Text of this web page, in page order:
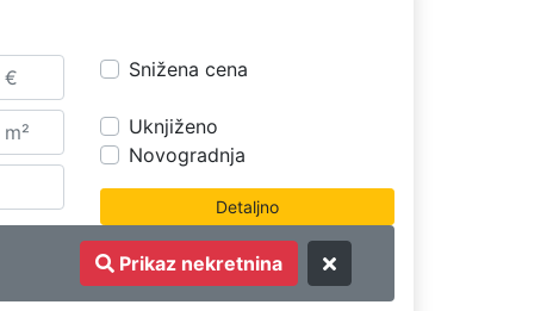
Snižena cena
Uknjiženo
Novogradnja
Prikaz nekretnina